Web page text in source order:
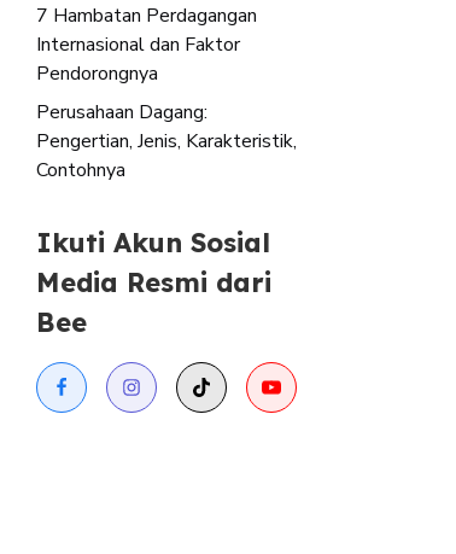
7 Hambatan Perdagangan
Internasional dan Faktor
Pendorongnya
Perusahaan Dagang:
Pengertian, Jenis, Karakteristik,
Contohnya
Ikuti Akun Sosial
Media Resmi dari
Bee